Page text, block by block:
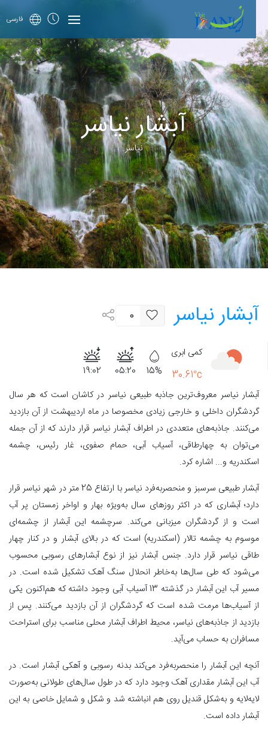
فارسی
آبشار نیاسر
نیاسر
آبشار نیاسر 0
کمی ابری
30.61°c
15%
05:20
19:02
آبشار نیاسر معروف‌ترین جاذبه طبیعی نیاسر در کاشان است که هر سال
گردشگران داخلی و خارجی زیادی مخصوصا در ماه اردیبهشت از آن بازدید
می‌کنند. جاذبه‌های متعددی در اطراف آبشار نیاسر قرار دارند که از آن جمله
می‌توان به چهارطاقی، آسیاب آبی، حمام صفوی، غار رئیس، چشمه
اسکندریه و... اشاره کرد.
آبشار طبیعی سرسبز و منحصربه‌فرد نیاسر با ارتفاع 25 متر در شهر نیاسر قرار
دارد؛ آبشاری که در اکثر روزهای سال به‌ویژه بهار و اواخر زمستان پر آب
است و از گردشگران میزبانی می‌کند. سرچشمه این آبشار از چشمه‌ای
موسوم به چشمه تالار (اسکندریه) است که در بالای آبشار و در کنار چهار
طاقی نیاسر قرار دارد. جنس آبشار نیز از نوع آبشارهای رسوبی محسوب
می‌شود که طی سال‌ها به‌خاطر انحلال سنگ آهک تشکیل شده است. در
مسیر آب این آبشار در گذشته 13 آسیاب آبی وجود داشته که هم‌اکنون یکی
از آسیاب‌ها مرمت شده است که گردشگران از آن بازدید می‌کنند. پس از
بازدید از جاذبه‌های نیاسر، محیط اطراف آبشار محلی مناسب برای استراحت
مسافران به حساب می‌آید.
آنچه این آبشار را منحصربه‌فرد می‌کند بدنه رسوبی و آهکی آبشار است. در
آب این آبشار مقداری آهک وجود دارد که در طول سال‌های طولانی به‌صورت
لایه‌لایه و به‌شکل قندیل روی هم انباشته شد و شکل و شمایل خاصی به این
آبشار داده است.